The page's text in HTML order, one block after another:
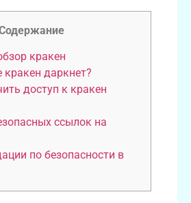
кракен
кракен даркнет?
доступ к кракен
ссылок на
по безопасности в